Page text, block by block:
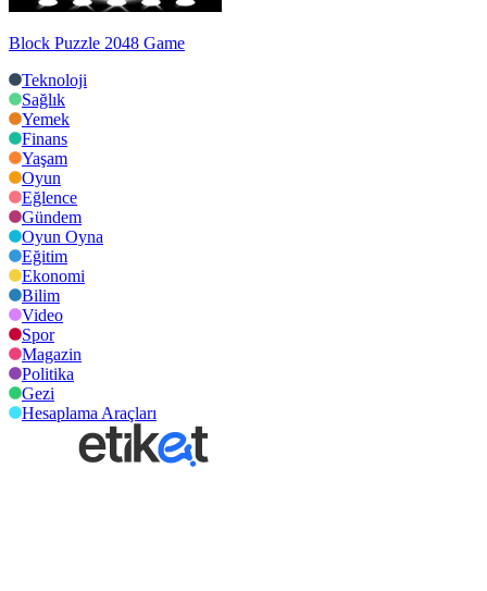
Block Puzzle 2048 Game
Teknoloji
Sağlık
Yemek
Finans
Yaşam
Oyun
Eğlence
Gündem
Oyun Oyna
Eğitim
Ekonomi
Bilim
Video
Spor
Magazin
Politika
Gezi
Hesaplama Araçları